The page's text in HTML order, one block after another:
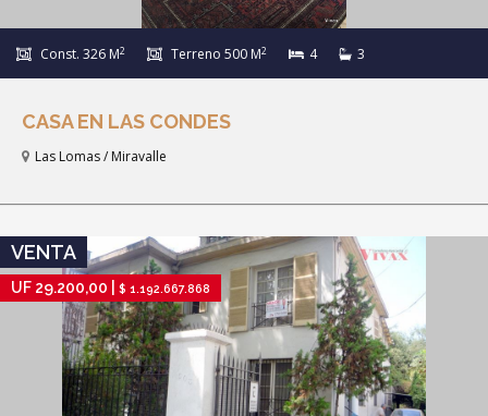
Const. 326 M2 Terreno 500 M2 4 3
CASA EN LAS CONDES
Las Lomas / Miravalle
VENTA
UF 29.200,00 | $ 1.192.667.868